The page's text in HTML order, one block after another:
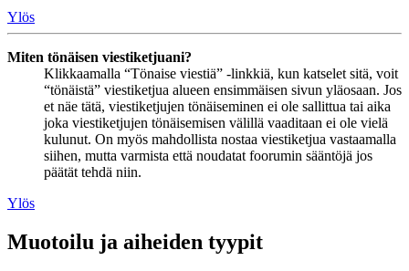
Ylös
Miten tönäisen viestiketjuani?
Klikkaamalla “Tönaise viestiä” -linkkiä, kun katselet sitä, voit
“tönäistä” viestiketjua alueen ensimmäisen sivun yläosaan. Jos
et näe tätä, viestiketjujen tönäiseminen ei ole sallittua tai aika
joka viestiketjujen tönäisemisen välillä vaaditaan ei ole vielä
kulunut. On myös mahdollista nostaa viestiketjua vastaamalla
siihen, mutta varmista että noudatat foorumin sääntöjä jos
päätät tehdä niin.
Ylös
Muotoilu ja aiheiden tyypit